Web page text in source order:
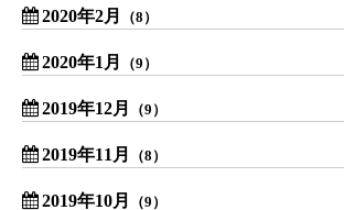
2020年2月 （8）
2020年1月 （9）
2019年12月 （9）
2019年11月 （8）
2019年10月 （9）